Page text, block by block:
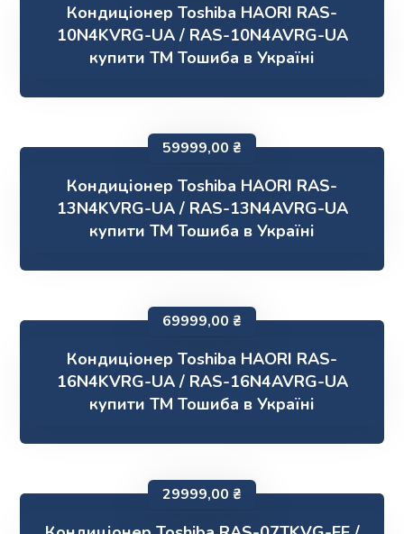
Кондиціонер Toshiba HAORI RAS-
10N4KVRG-UA / RAS-10N4AVRG-UA
купити ТМ Тошиба в Україні
Кондиціонер Toshiba HAORI RAS-
13N4KVRG-UA / RAS-13N4AVRG-UA
купити ТМ Тошиба в Україні
59999,00 ₴
Кондиціонер Toshiba HAORI RAS-
16N4KVRG-UA / RAS-16N4AVRG-UA
купити ТМ Тошиба в Україні
69999,00 ₴
29999,00 ₴